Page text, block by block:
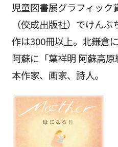
児童図書展グラフィック
（佼成出版社）でけん
作は300冊以上。北鎌倉
阿蘇に「葉祥明 阿蘇高
本作家、画家、詩人。